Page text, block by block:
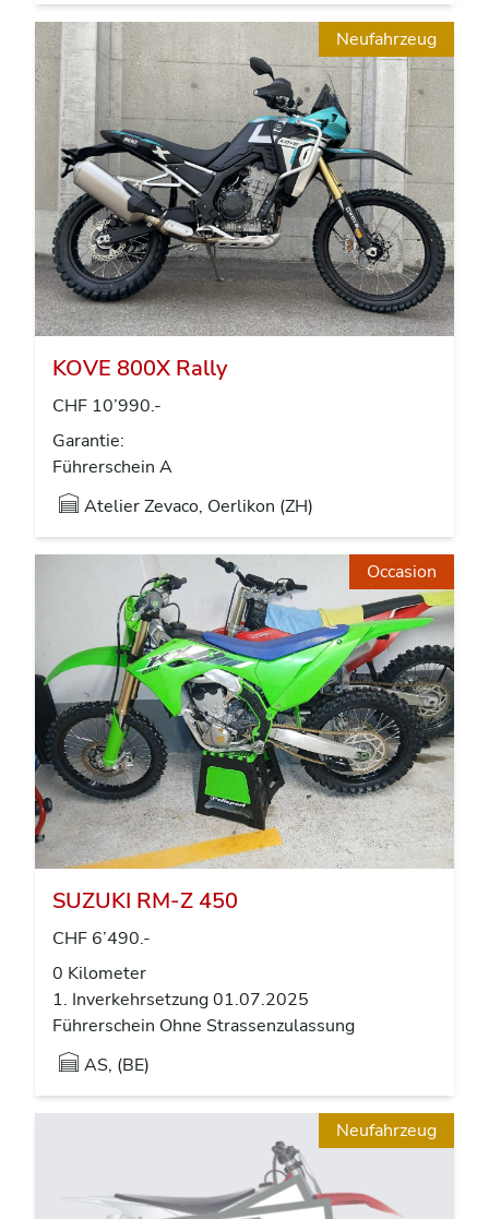
Neufahrzeug
KOVE 800X Rally
CHF 10’990.-
Garantie:
Führerschein A
Atelier Zevaco, Oerlikon (ZH)
Occasion
SUZUKI RM-Z 450
CHF 6’490.-
0 Kilometer
1. Inverkehrsetzung 01.07.2025
Führerschein Ohne Strassenzulassung
AS, (BE)
Neufahrzeug